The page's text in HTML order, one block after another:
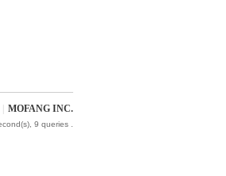
MOFANG INC.
9 queries .